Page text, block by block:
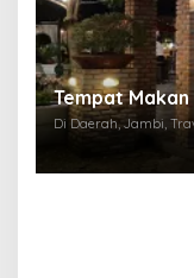
Tempat
Di Daerah, Jambi,